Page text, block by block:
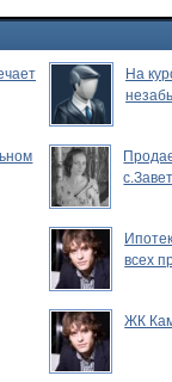
На
всех
ЖК